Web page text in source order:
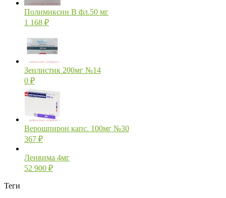
Полимиксин В фл.50 мг
1 168 ₽
Зенлистик 200мг №14
0 ₽
Верошпирон капс. 100мг №30
367 ₽
Ленвима 4мг
52 900 ₽
Теги